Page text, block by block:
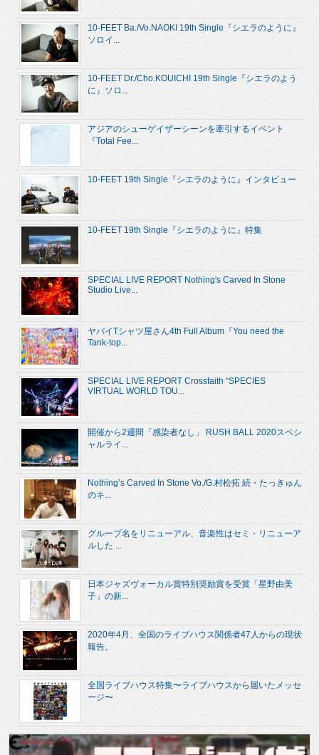
10-FEET Ba./Vo.NAOKI 19th Single『シエラのように』
ソロイ...
10-FEET Dr./Cho.KOUICHI 19th Single『シエラのよう
に』ソロ...
アジアのシューゲイザーシーンを牽引するイベント
『Total Fee...
10-FEET 19th Single『シエラのように』インタビュー
10-FEET 19th Single『シエラのように』特集
SPECIAL LIVE REPORT Nothing's Carved In Stone
Studio Live...
ヤバイTシャツ屋さん4th Full Album『You need the
Tank-top...
SPECIAL LIVE REPORT Crossfaith “SPECIES
VIRTUAL WORLD TOU...
開催から2週間「感染者なし」 RUSH BALL 2020スペシ
ャルライ...
Nothing’s Carved In Stone Vo./G.村松拓 続・たっきゅん
のキ...
グループ名をリニューアル、音楽性はセミ・リニューア
ルした ...
日本ジャズヴォーカル賞特別奨励賞を受賞「星野由美
子」の新...
2020年4月、全国のライブハウス関係者47人からの現状
報告。
全国ライブハウス特集〜ライブハウスから届いたメッセ
ージ〜